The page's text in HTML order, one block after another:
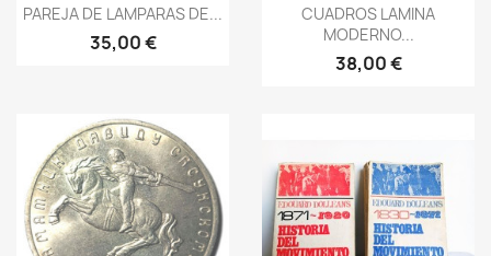
Vista rápida
PAREJA DE LAMPARAS DE...
35,00 €
Vista rápida
CUADROS LAMINA
MODERNO...
38,00 €